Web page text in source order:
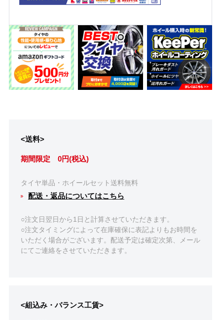
<送料>
期間限定 0円(税込)
タイヤ単品・ホイールセット送料無料
配送・返品についてはこちら
○注文日翌日から1日と計算させていただきます。
○注文タイミングによって在庫確保に表記よりもお時間を
いただく場合がございます。配送予定は確定次第、メール
にてご連絡をさせていただきます。
<組込み・バランス工賃>